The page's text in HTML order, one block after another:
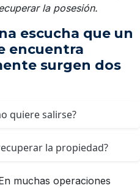
la posesión.
escucha que un
encuentra
surgen dos
quiere salirse?
la propiedad?
muchas operaciones